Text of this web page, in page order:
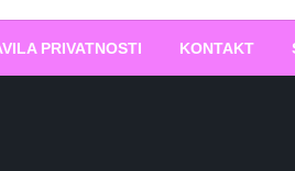
PRIVATNOSTI KONTAKT